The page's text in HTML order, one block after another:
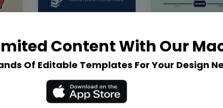
Content With Our
Of Editable Templates For Your Design